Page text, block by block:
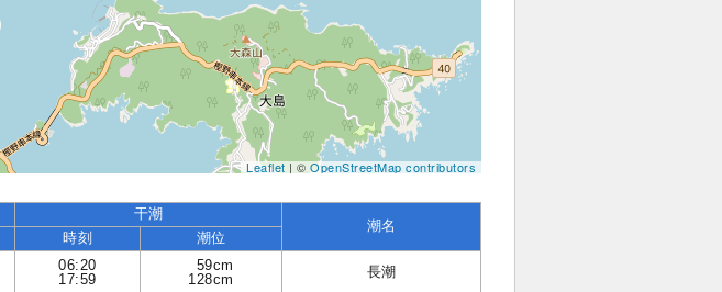
Leaflet| ©OpenStreetMap contributors
干潮
潮名
時刻 潮位
06:20
17:59
59cm
128cm
長潮